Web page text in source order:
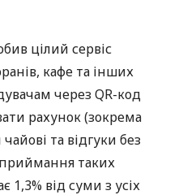
цілий сервіс
кафе та інших
через QR-код
рахунок (зокрема
та відгуки без
приймання таких
1,3% від суми з усіх